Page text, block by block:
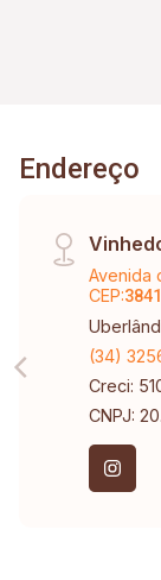
Endereço
Avenida
CEP:
(34)
Creci:
CNPJ: